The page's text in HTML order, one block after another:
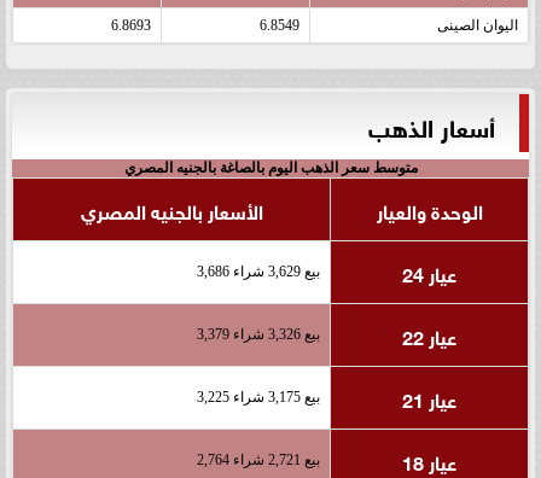
اليوان الصينى 6.8549
6.8693
أسعار الذهب
متوسط سعر الذهب اليوم بالصاغة بالجنيه المصري
الوحدة والعيار
الأسعار بالجنيه المصري
عيار 24
بيع 3,629 شراء 3,686
عيار 22 بيع 3,326 شراء 3,379
عيار 21 بيع 3,175 شراء 3,225
عيار 18 بيع 2,721 شراء 2,764